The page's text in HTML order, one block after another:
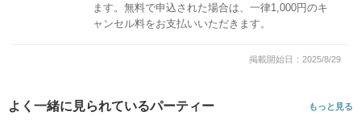
ます。無料で申込された場合は、一律1,000円のキ
ャンセル料をお支払いいただきます。
掲載開始日：2025/8/29
よく一緒に見られているパーティー もっと見る